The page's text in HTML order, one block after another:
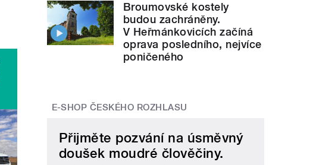
Broumovské kostely
budou zachráněny.
V Heřmánkovicích začíná
oprava posledního, nejvíce
poničeného
E-SHOP ČESKÉHO ROZHLASU
Přijměte pozvání na úsměvný
doušek moudré člověčiny.